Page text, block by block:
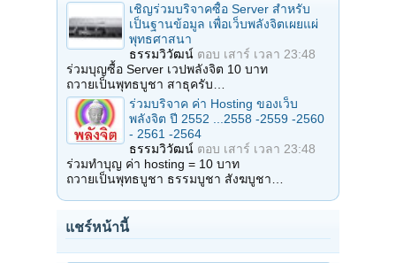
เชิญร่วมบริจาคซื้อ Server สำหรับ
เป็นฐานข้อมูล เพื่อเว็บพลังจิตเผยแผ่
พุทธศาสนา
ธรรมวิวัฒน์ ตอบ เสาร์ เวลา 23:48
ร่วมบุญซื้อ Server เวปพลังจิต 10 บาท
ถวายเป็นพุทธบูชา สาธุครับ…
ร่วมบริจาค ค่า Hosting ของเว็บ
พลังจิต ปี 2552 ...2558 -2559 -2560
- 2561 -2564
ธรรมวิวัฒน์ ตอบ เสาร์ เวลา 23:48
ร่วมทำบุญ ค่า hosting = 10 บาท
ถวายเป็นพุทธบูชา ธรรมบูชา สังฆบูชา…
แชร์หน้านี้